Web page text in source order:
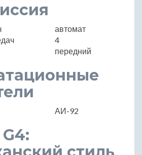
автомат
4
передний
АИ-92